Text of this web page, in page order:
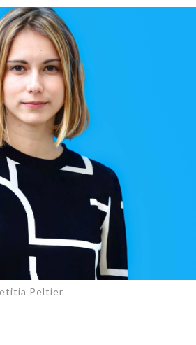
Amandine Burret
rejoint Sainte-Foy-
lès-Lyon
Peltier